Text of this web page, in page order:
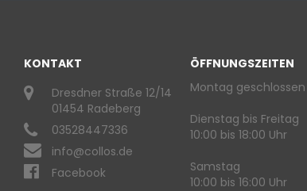
KONTAKT
Dresdner Straße 12/14
01454 Radeberg
03528447336
info@collos.de
Facebook
ÖFFNUNGSZEITEN
Montag geschlossen
Dienstag bis Freitag
10:00 bis 18:00 Uhr
Samstag
10:00 bis 16:00 Uhr